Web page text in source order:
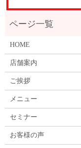
HOME
店舗案内
ご挨拶
メニュー
セミナー
お客様の声